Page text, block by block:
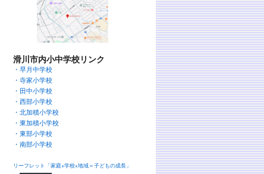
滑川市内小中学校リンク
・早月中学校
・寺家小学校
・田中小学校
・西部小学校
・北加積小学校
・東加積小学校
・東部小学校
・南部小学校
リーフレット「家庭×学校×地域＝子どもの成長」